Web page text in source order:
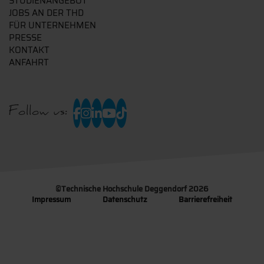
JOBS AN DER THD
FÜR UNTERNEHMEN
PRESSE
KONTAKT
ANFAHRT
Follow us:
©Technische Hochschule Deggendorf 2026
Impressum
Datenschutz Barrierefreiheit